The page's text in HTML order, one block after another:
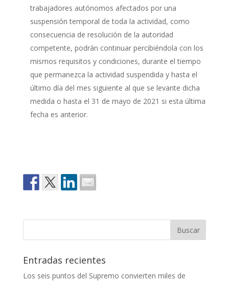
trabajadores autónomos afectados por una
suspensión temporal de toda la actividad, como
consecuencia de resolución de la autoridad
competente, podrán continuar percibiéndola con los
mismos requisitos y condiciones, durante el tiempo
que permanezca la actividad suspendida y hasta el
último día del mes siguiente al que se levante dicha
medida o hasta el 31 de mayo de 2021 si esta última
fecha es anterior.
Entradas recientes
Los seis puntos del Supremo convierten miles de